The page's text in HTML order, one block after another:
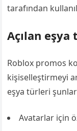
tarafından
Açılan
Roblox promos
kişiselleştirmeyi
eşya türleri
Avatarlar için